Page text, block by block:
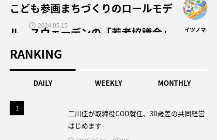
こども参画まちづくりのロールモデ
ル、スウェーデンの「若者協議会」
イツノマ
2024.05.15
RANKING
DAILY WEEKLY MONTHLY
1
二川佳が取締役COO就任、30歳差の共同経営
はじめます